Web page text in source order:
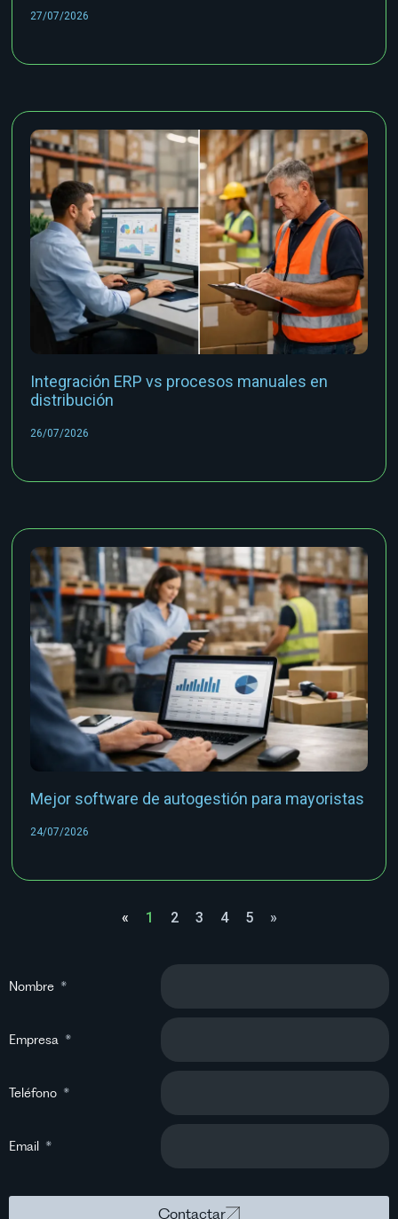
27/07/2026
Integración ERP vs procesos manuales en
distribución
26/07/2026
Mejor software de autogestión para mayoristas
24/07/2026
« 1 2 3 4 5 »
Nombre
Empresa
Teléfono
Email
Contactar